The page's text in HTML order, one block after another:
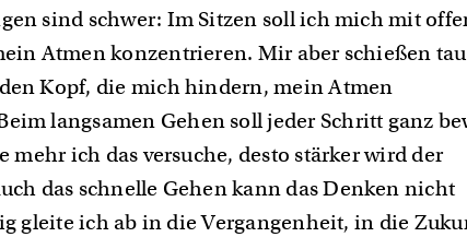
sind schwer: Im Sitzen soll ich mich mit
Atmen konzentrieren. Mir aber schießen
Kopf, die mich hindern, mein Atmen
langsamen Gehen soll jeder Schritt ganz
mehr ich das versuche, desto stärker wird der
das schnelle Gehen kann das Denken nicht
gleite ich ab in die Vergangenheit, in die